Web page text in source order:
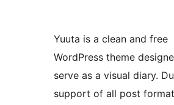
Yuuta is a clean and free
WordPress theme
serve as a visual diary.
support of all post